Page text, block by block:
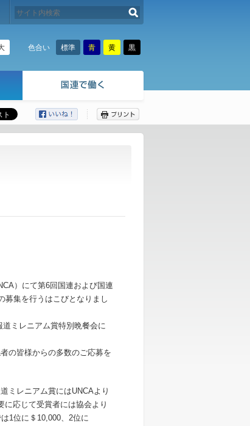
色合い 標準 青 黄 黒
）にて第6回国連および国連
募集を行うはこびとなりまし
ミレニアム賞特別晩餐会に
の皆様からの多数のご応募を
ミレニアム賞にはUNCAより
に応じて受賞者には協会より
1位に＄10,000、2位に